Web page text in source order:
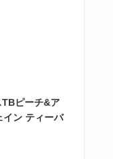
ピーチ&ア
イン ティーバ